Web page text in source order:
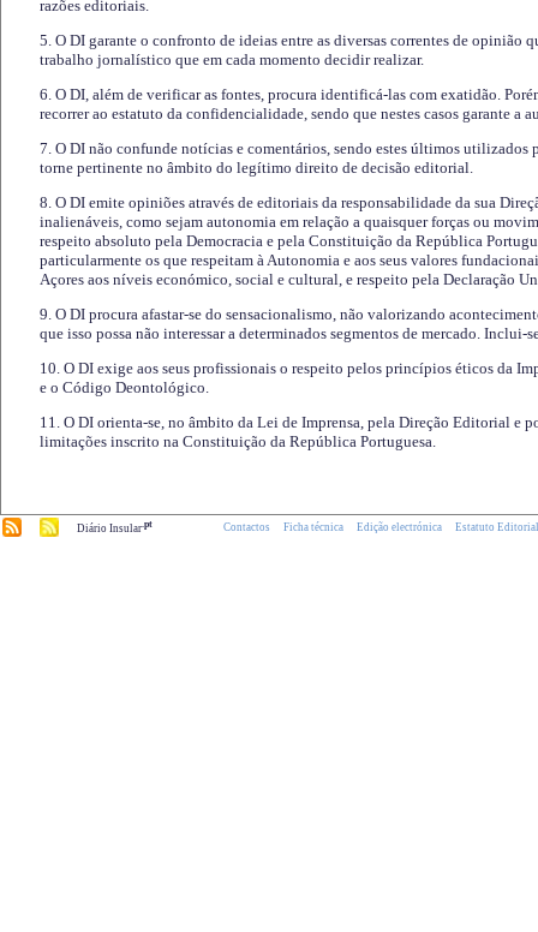
razões editoriais.
5. O DI garante o confronto de ideias entre as diversas correntes de opinião
trabalho jornalístico que em cada momento decidir realizar.
6. O DI, além de verificar as fontes, procura identificá-las com exatidão.
recorrer ao estatuto da confidencialidade, sendo que nestes casos garante a
7. O DI não confunde notícias e comentários, sendo estes últimos utilizados
torne pertinente no âmbito do legítimo direito de decisão editorial.
8. O DI emite opiniões através de editoriais da responsabilidade da sua
inalienáveis, como sejam autonomia em relação a quaisquer forças ou
respeito absoluto pela Democracia e pela Constituição da República
particularmente os que respeitam à Autonomia e aos seus valores
Açores aos níveis económico, social e cultural, e respeito pela Declaração
9. O DI procura afastar-se do sensacionalismo, não valorizando
que isso possa não interessar a determinados segmentos de mercado.
10. O DI exige aos seus profissionais o respeito pelos princípios éticos da
e o Código Deontológico.
11. O DI orienta-se, no âmbito da Lei de Imprensa, pela Direção Editorial e
limitações inscrito na Constituição da República Portuguesa.
Diário Insular.pt Contactos Ficha técnica Edição electrónica Estatuto Editorial